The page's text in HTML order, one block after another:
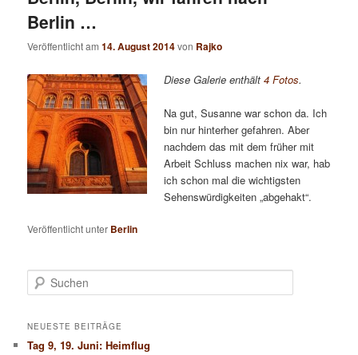
Berlin …
Veröffentlicht am14. August 2014von Rajko
Diese Galerie enthält4 Fotos.
Na gut, Susanne war schon da. Ich
bin nur hinterher gefahren. Aber
nachdem das mit dem früher mit
Arbeit Schluss machen nix war, hab
ich schon mal die wichtigsten
Sehenswürdigkeiten „abgehakt“.
Veröffentlicht unter Berlin
u
h
NEUESTE BEITRÄGE
Tag 9, 19. Juni: Heimflug